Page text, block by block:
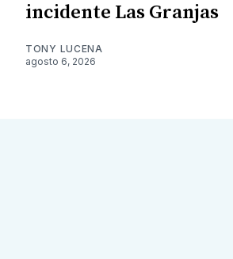
incidente Las Granjas
TONY LUCENA
agosto 6, 2026